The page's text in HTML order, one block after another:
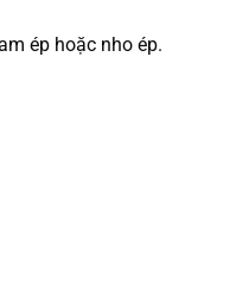
ép hoặc nho ép.